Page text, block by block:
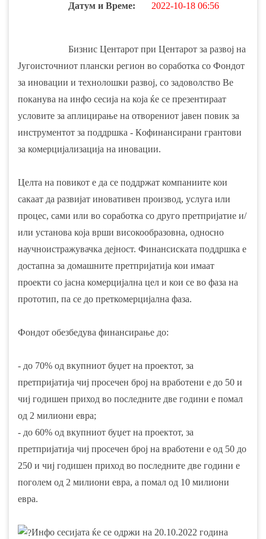
Датум и Време: 2022-10-18 06:56
Бизнис Центарот при Центарот за развој на
Југоисточниот плански регион во соработка со Фондот
за иновации и технолошки развој, со задоволство Ве
поканува на инфо сесија на која ќе се презентираат
условите за аплицирање на отворениот јавен повик за
инструментот за поддршка - Кoфинансирани грантови
за комерцијализација на иновации.
Целта на повикот е да се поддржат компаниите кои
сакаат да развијат иновативен производ, услуга или
процес, сами или во соработка со друго претпријатие и/
или установа која врши високообразовна, односно
научноистражувачка дејност. Финансиската поддршка е
достапна за домашните претпријатија кои имаат
проекти со јасна комерцијална цел и кои се во фаза на
прототип, па се до преткомерцијална фаза.
Фондот обезбедува финансирање до:
- до 70% од вкупниот буџет на проектот, за
претпријатија чиј просечен број на вработени е до 50 и
чиј годишен приход во последните две години е помал
од 2 милиони евра;
- до 60% од вкупниот буџет на проектот, за
претпријатија чиј просечен број на вработени е од 50 до
250 и чиј годишен приход во последните две години е
поголем од 2 милиони евра, а помал од 10 милиони
евра.
Инфо сесијата ќе се одржи на 20.10.2022 година